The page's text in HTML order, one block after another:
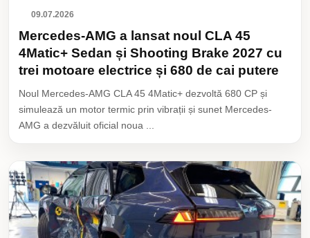
09.07.2026
Mercedes-AMG a lansat noul CLA 45
4Matic+ Sedan și Shooting Brake 2027 cu
trei motoare electrice și 680 de cai putere
Noul Mercedes-AMG CLA 45 4Matic+ dezvoltă 680 CP și
simulează un motor termic prin vibrații și sunet Mercedes-
AMG a dezvăluit oficial noua ...